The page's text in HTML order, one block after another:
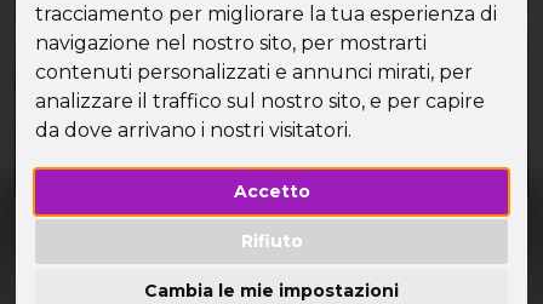
tracciamento per migliorare la tua esperienza di
navigazione nel nostro sito, per mostrarti
contenuti personalizzati e annunci mirati, per
analizzare il traffico sul nostro sito, e per capire
da dove arrivano i nostri visitatori.
Accetto
Rifiuto
Cambia le mie impostazioni
Che tipo di vacanza
cerchi?
Scegli la tua destinazione tra le diverse proposte
di Speed Vacanze®
Quando?
Tutto l'anno